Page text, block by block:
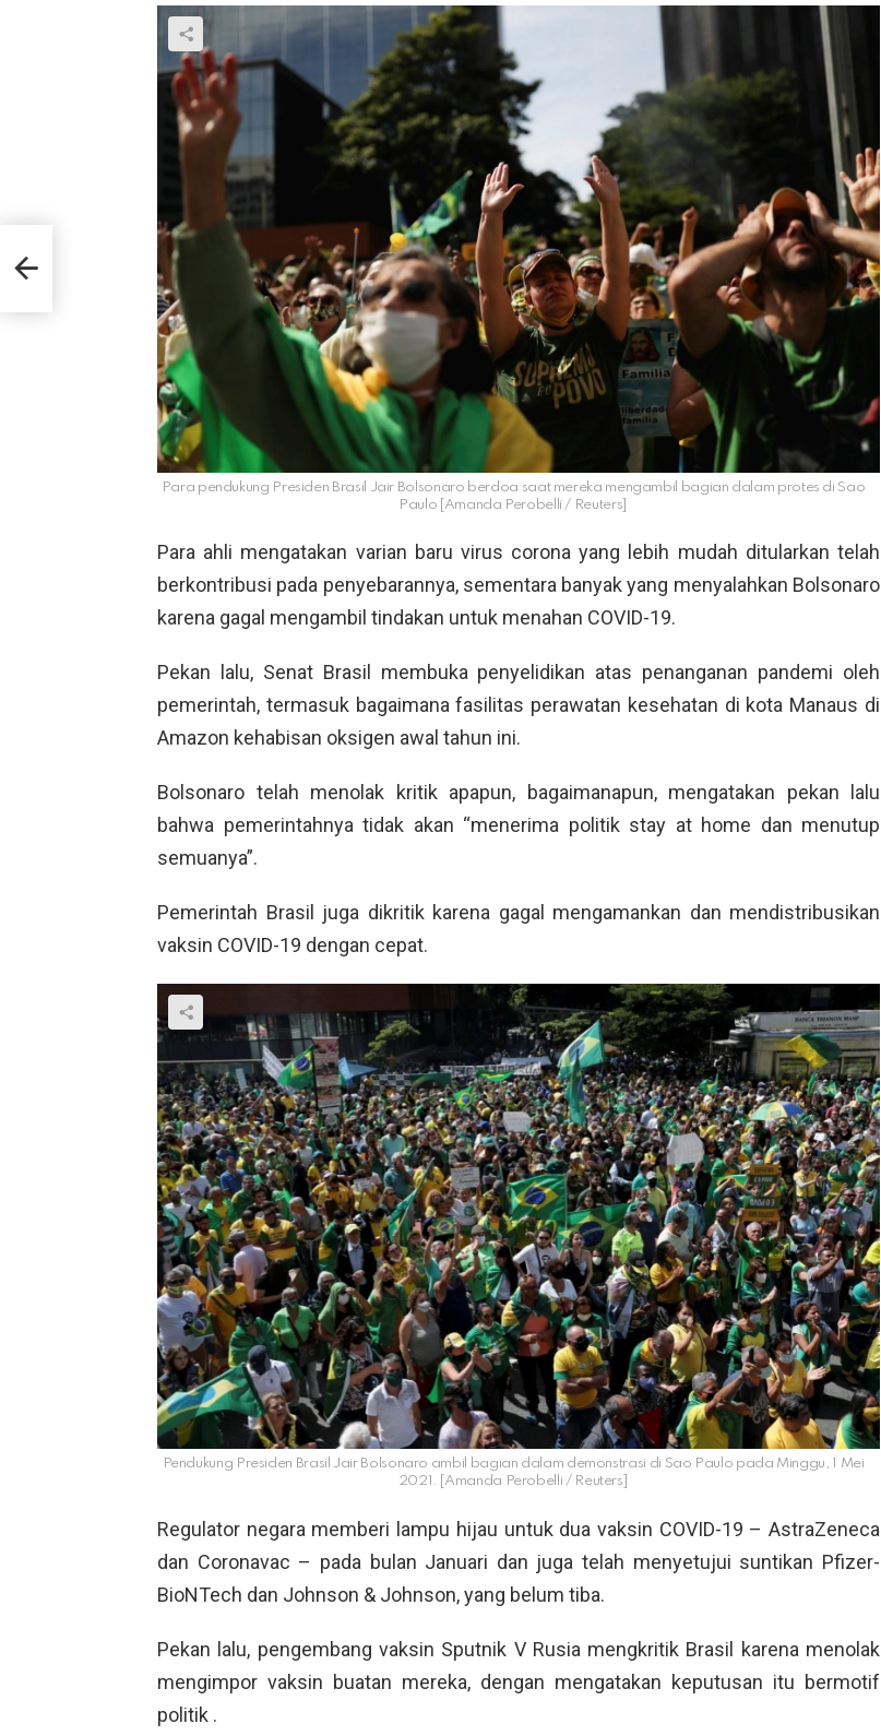
Para pendukung Presiden Brasil Jair Bolsonaro berdoa saat mereka mengambil bagian dalam protes di Sao
Paulo [Amanda Perobelli / Reuters]
Para ahli mengatakan varian baru virus corona yang lebih mudah ditularkan telah
berkontribusi pada penyebarannya, sementara banyak yang menyalahkan Bolsonaro
karena gagal mengambil tindakan untuk menahan COVID-19.
Pekan lalu, Senat Brasil membuka penyelidikan atas penanganan pandemi oleh
pemerintah, termasuk bagaimana fasilitas perawatan kesehatan di kota Manaus di
Amazon kehabisan oksigen awal tahun ini.
Bolsonaro telah menolak kritik apapun, bagaimanapun, mengatakan pekan lalu
bahwa pemerintahnya tidak akan “menerima politik stay at home dan menutup
semuanya”.
Pemerintah Brasil juga dikritik karena gagal mengamankan dan mendistribusikan
vaksin COVID-19 dengan cepat.
Pendukung Presiden Brasil Jair Bolsonaro ambil bagian dalam demonstrasi di Sao Paulo pada Minggu, 1 Mei
2021. [Amanda Perobelli / Reuters]
Regulator negara memberi lampu hijau untuk dua vaksin COVID-19 – AstraZeneca
dan Coronavac – pada bulan Januari dan juga telah menyetujui suntikan Pfizer-
BioNTech dan Johnson & Johnson, yang belum tiba.
Pekan lalu, pengembang vaksin Sputnik V Rusia mengkritik Brasil karena menolak
mengimpor vaksin buatan mereka, dengan mengatakan keputusan itu bermotif
politik .